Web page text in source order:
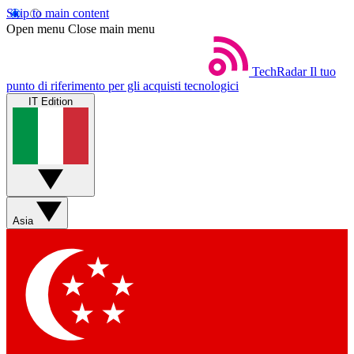
Skip to main content
Open menu Close main menu
TechRadar Il tuo
punto di riferimento per gli acquisti tecnologici
IT Edition
Asia